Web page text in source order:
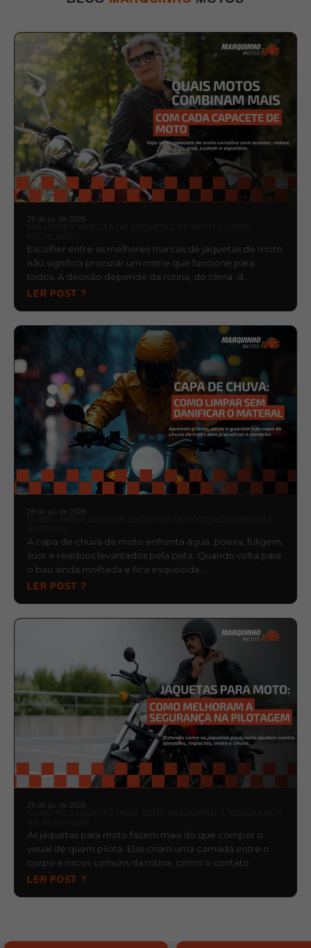
29 de jul. de 2026
Escolher entre as melhores marcas de jaquetas de moto
não significa procurar um nome que funcione para
todos. A decisão depende da rotina, do clima, d…
LER POST ?
29 de jul. de 2026
A capa de chuva de moto enfrenta água, poeira, fuligem,
suor e resíduos levantados pela pista. Quando volta para
o baú ainda molhada e fica esquecida,…
LER POST ?
29 de jul. de 2026
As jaquetas para moto fazem mais do que compor o
visual de quem pilota. Elas criam uma camada entre o
corpo e riscos comuns da rotina, como o contato …
LER POST ?